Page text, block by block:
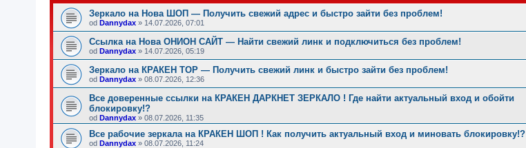
Зеркало на Нова ШОП — Получить свежий адрес и быстро зайти без проблем!
od Dannydax » 14.07.2026, 07:01
Ссылка на Нова ОНИОН САЙТ — Найти свежий линк и подключиться без проблем!
od Dannydax » 14.07.2026, 05:19
Зеркало на КРАКЕН ТОР — Получить свежий линк и быстро зайти без проблем!
od Dannydax » 08.07.2026, 12:36
Все доверенные ссылки на КРАКЕН ДАРКНЕТ ЗЕРКАЛО ! Где найти актуальный вход и обойти
блокировку!?
od Dannydax » 08.07.2026, 11:35
Все рабочие зеркала на КРАКЕН ШОП ! Как получить актуальный вход и миновать блокировку!?
od Dannydax » 08.07.2026, 11:24